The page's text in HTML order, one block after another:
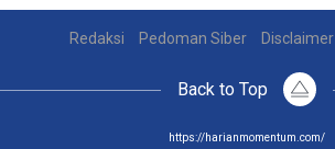
Redaksi Pedoman Siber Disclaimer
Back to Top
https://harianmomentum.com/